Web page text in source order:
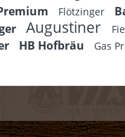
Flötzinger
Augustiner
HB Hofbräu Gas